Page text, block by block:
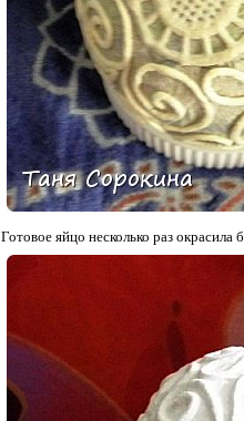
Готовое яйцо несколько раз окрасила